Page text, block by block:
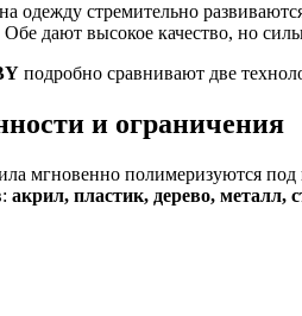
одежду стремительно
Обе дают высокое качество, но
подробно сравнивают две
и ограничения
мгновенно полимеризуются под
акрил, пластик, дерево, металл,